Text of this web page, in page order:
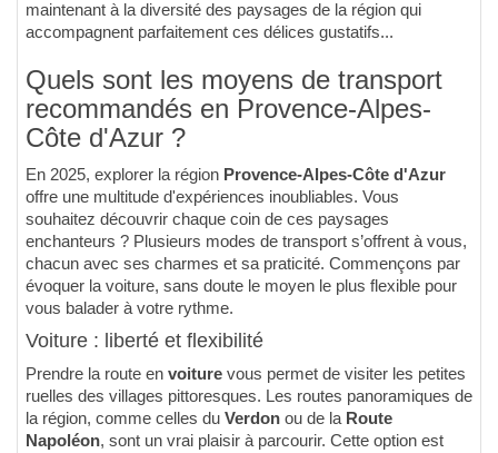
maintenant à la diversité des paysages de la région qui
accompagnent parfaitement ces délices gustatifs...
Quels sont les moyens de transport
recommandés en Provence-Alpes-
Côte d'Azur ?
En 2025, explorer la région Provence-Alpes-Côte d'Azur
offre une multitude d'expériences inoubliables. Vous
souhaitez découvrir chaque coin de ces paysages
enchanteurs ? Plusieurs modes de transport s’offrent à vous,
chacun avec ses charmes et sa praticité. Commençons par
évoquer la voiture, sans doute le moyen le plus flexible pour
vous balader à votre rythme.
Voiture : liberté et flexibilité
Prendre la route en voiture vous permet de visiter les petites
ruelles des villages pittoresques. Les routes panoramiques de
la région, comme celles du Verdon ou de la Route
Napoléon, sont un vrai plaisir à parcourir. Cette option est